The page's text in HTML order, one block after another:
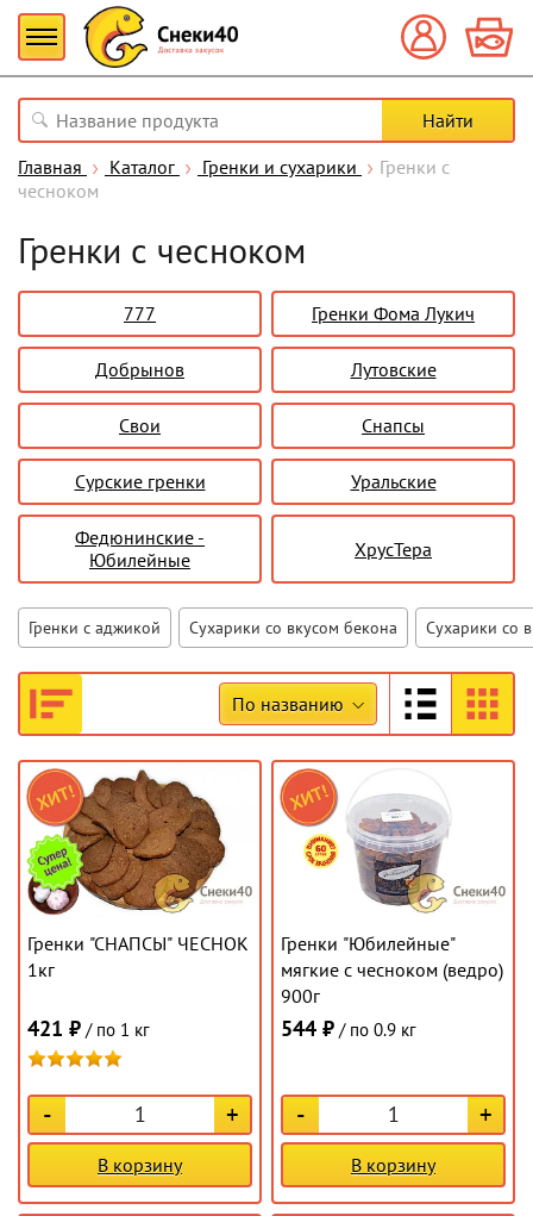
Главная Каталог Гренки и сухарики
Гренки с
чесноком
Гренки с чесноком
777 Гренки Фома Лукич
Добрынов Лутовские
Свои Снапсы
Сурские гренки Уральские
Федюнинские -
Юбилейные
ХрусТера
Гренки с аджикой Сухарики со вкусом бекона Сухарики со
По названию
Гренки "СНАПСЫ" ЧЕСНОК
1кг
421 ₽ / по 1 кг
- +
В корзину
Гренки "Юбилейные"
мягкие с чесноком (ведро)
900г
544 ₽ / по 0.9 кг
- +
В корзину